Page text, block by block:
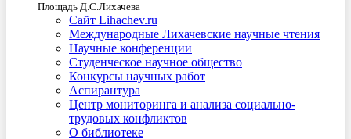
Площадь Д.С.Лихачева
Сайт Lihachev.ru
Международные Лихачевские научные чтения
Научные конференции
Студенческое научное общество
Конкурсы научных работ
Аспирантура
Центр мониторинга и анализа социально-
трудовых конфликтов
О библиотеке